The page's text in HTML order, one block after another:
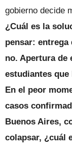
gobierno decide
¿Cuál es la
pensar:
no. Apertura de
estudiantes
En el peor
casos
Buenos Aires,
colapsar, ¿cuál